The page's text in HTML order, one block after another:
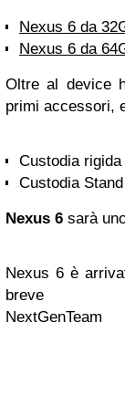
Nexus 6 da
Nexus 6 da
Oltre al device
primi accessori,
Custodia
Custodia
Nexus 6 sarà
Nexus 6 è
breve
NextGenTeam